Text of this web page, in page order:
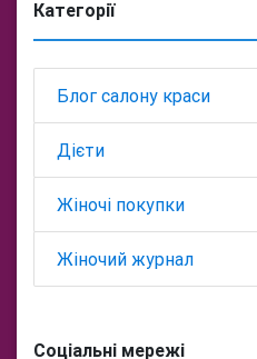
Категорії
Блог салону краси
Дієти
Жіночі покупки
Жіночий журнал
Соціальні мережі